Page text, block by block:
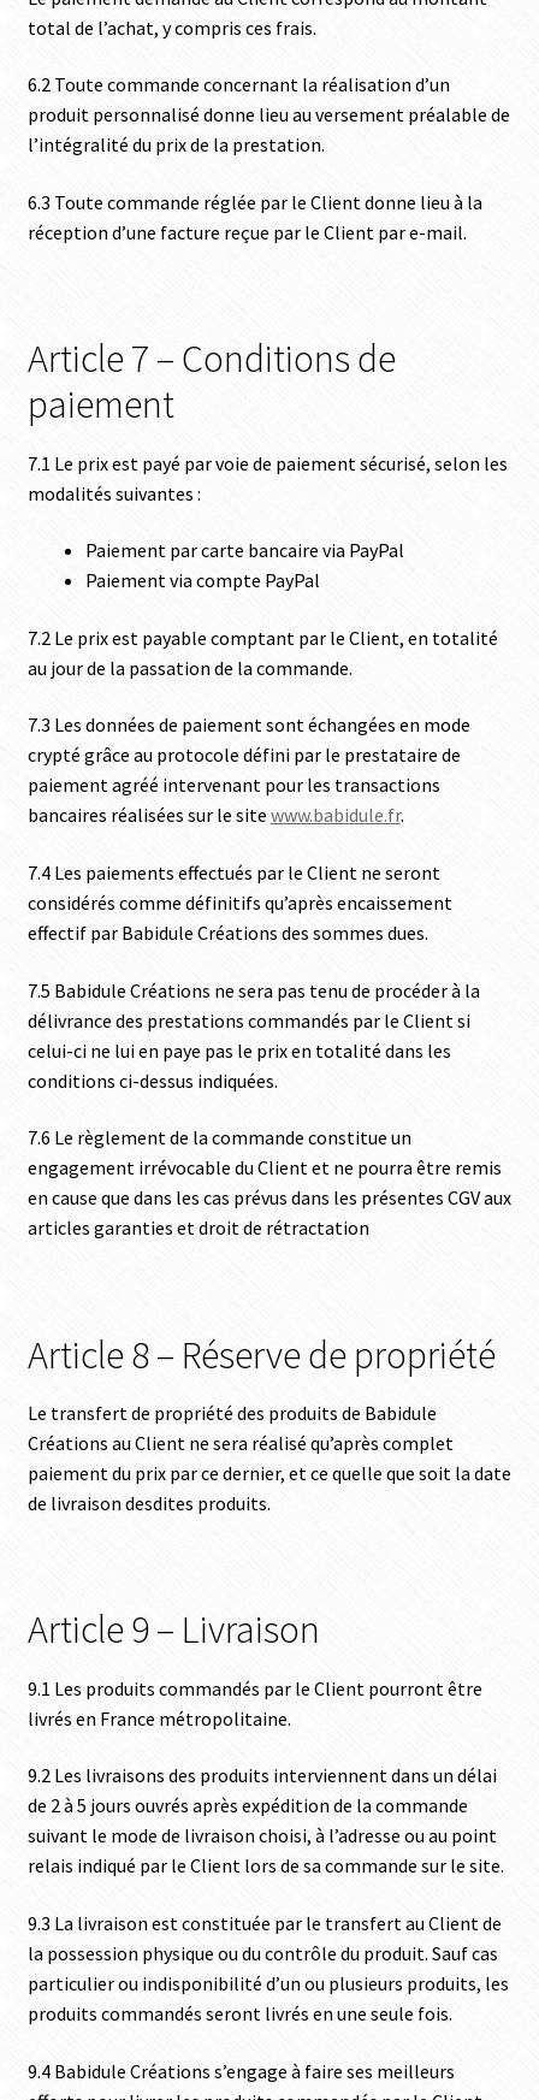
total de l’achat, y compris ces frais.
6.2 Toute commande concernant la réalisation d’un
produit personnalisé donne lieu au versement préalable de
l’intégralité du prix de la prestation.
6.3 Toute commande réglée par le Client donne lieu à la
réception d’une facture reçue par le Client par e-mail.
Article 7 – Conditions de
paiement
7.1 Le prix est payé par voie de paiement sécurisé, selon les
modalités suivantes :
Paiement par carte bancaire via PayPal
Paiement via compte PayPal
7.2 Le prix est payable comptant par le Client, en totalité
au jour de la passation de la commande.
7.3 Les données de paiement sont échangées en mode
crypté grâce au protocole défini par le prestataire de
paiement agréé intervenant pour les transactions
bancaires réalisées sur le site www.babidule.fr.
7.4 Les paiements effectués par le Client ne seront
considérés comme définitifs qu’après encaissement
effectif par Babidule Créations des sommes dues.
7.5 Babidule Créations ne sera pas tenu de procéder à la
délivrance des prestations commandés par le Client si
celui-ci ne lui en paye pas le prix en totalité dans les
conditions ci-dessus indiquées.
7.6 Le règlement de la commande constitue un
engagement irrévocable du Client et ne pourra être remis
en cause que dans les cas prévus dans les présentes CGV aux
articles garanties et droit de rétractation
Article 8 – Réserve de propriété
Le transfert de propriété des produits de Babidule
Créations au Client ne sera réalisé qu’après complet
paiement du prix par ce dernier, et ce quelle que soit la date
de livraison desdites produits.
Article 9 – Livraison
9.1 Les produits commandés par le Client pourront être
livrés en France métropolitaine.
9.2 Les livraisons des produits interviennent dans un délai
de 2 à 5 jours ouvrés après expédition de la commande
suivant le mode de livraison choisi, à l’adresse ou au point
relais indiqué par le Client lors de sa commande sur le site.
9.3 La livraison est constituée par le transfert au Client de
la possession physique ou du contrôle du produit. Sauf cas
particulier ou indisponibilité d’un ou plusieurs produits, les
produits commandés seront livrés en une seule fois.
9.4 Babidule Créations s’engage à faire ses meilleurs